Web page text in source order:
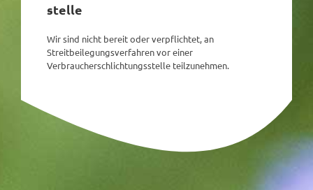
stelle
Wir sind nicht bereit oder verpflichtet, an
Streitbeilegungsverfahren vor einer
Verbraucherschlichtungsstelle teilzunehmen.